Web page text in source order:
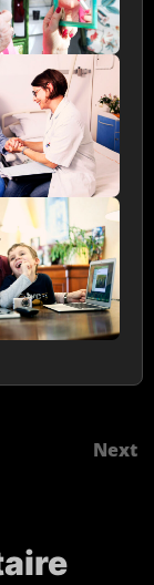
Next